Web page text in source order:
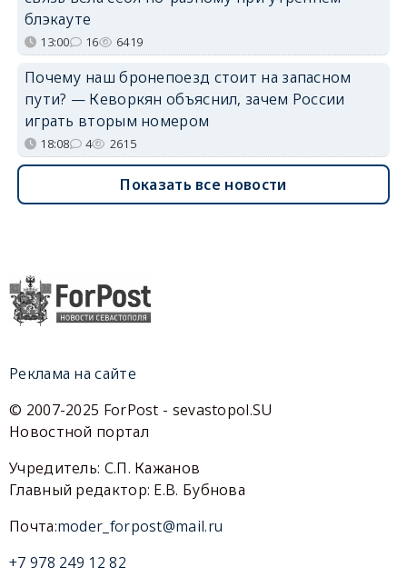
блэкауте
13:00 16 6419
Почему наш бронепоезд стоит на запасном
пути? — Кеворкян объяснил, зачем России
играть вторым номером
18:08 4 2615
Показать все новости
Реклама на сайте
© 2007-2025 ForPost - sevastopol.SU
Новостной портал
Учредитель: С.П. Кажанов
Главный редактор: Е.В. Бубнова
Почта:moder_forpost@mail.ru
+7 978 249 12 82